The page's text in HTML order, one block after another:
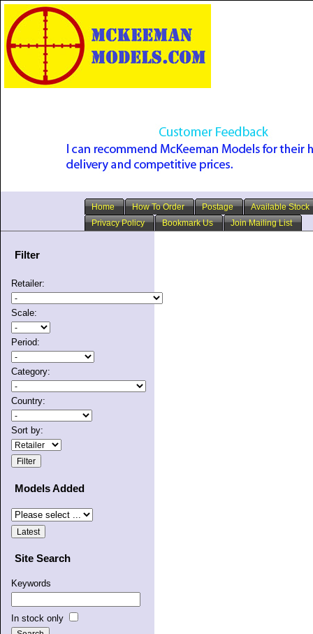
Home How To Order Postage
Available Stock
Privacy Policy
Bookmark Us Join Mailing List
Filter
Retailer:
Scale:
Period:
Category:
Country:
Sort by:
Models Added
Site Search
Keywords
In stock only